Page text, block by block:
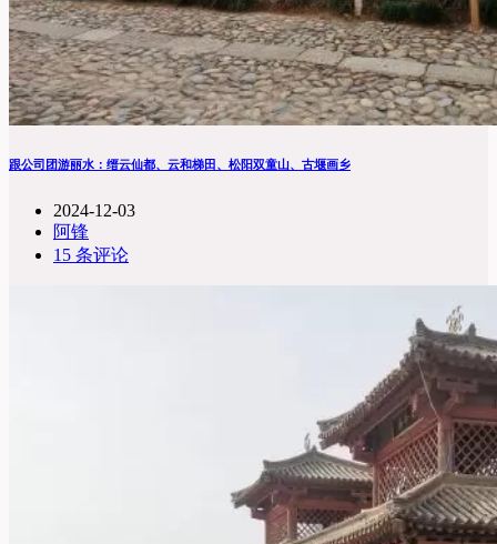
跟公司团游丽水：缙云仙都、云和梯田、松阳双童山、古堰画乡
2024-12-03
阿锋
15 条评论